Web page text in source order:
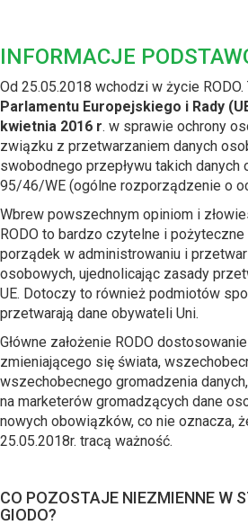
INFORMACJE
Od 25.05.2018 wchodzi w życie RODO.
Parlamentu Europejskiego i Rady
kwietnia 2016 r. w sprawie ochrony
związku z przetwarzaniem danych
swobodnego przepływu takich danych
95/46/WE (ogólne rozporządzenie o
Wbrew powszechnym opiniom i
RODO to bardzo czytelne i
porządek w administrowaniu i
osobowych, ujednolicając zasady
UE. Dotoczy to również podmiotów
przetwarają dane obywateli Uni.
Główne założenie RODO
zmieniającego się świata,
wszechobecnego gromadzenia
na marketerów gromadzących dane
nowych obowiązków, co nie oznacza,
25.05.2018r. tracą ważność.
CO POZOSTAJE NIEZMIENNE W
GIODO?